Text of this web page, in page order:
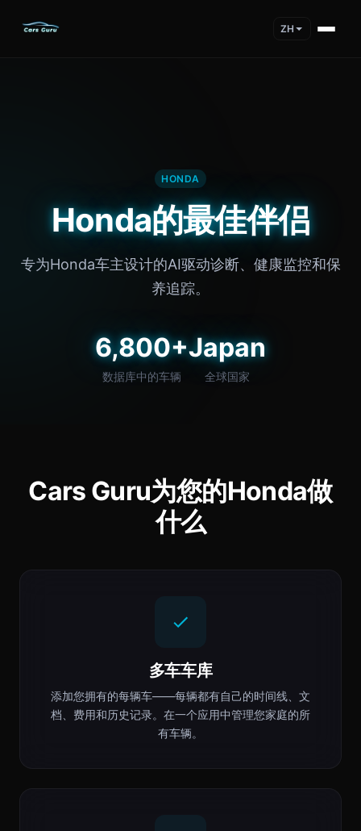
ZH
HONDA
Honda的最佳伴侣
专为Honda车主设计的AI驱动诊断、健康监控和保
养追踪。
6,800+
数据库中的车辆
Japan
全球国家
Cars Guru为您的Honda做
什么
多车车库
添加您拥有的每辆车——每辆都有自己的时间线、文
档、费用和历史记录。在一个应用中管理您家庭的所
有车辆。